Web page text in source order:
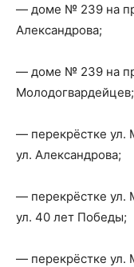
— доме № 239 на
Александрова;
— доме № 239 на
Молодогвардейцев;
— перекрёстке ул.
ул. Александрова;
— перекрёстке ул.
ул. 40 лет Победы;
— перекрёстке ул.